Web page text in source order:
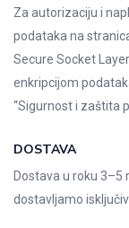
Za autorizaciju i
podataka na
Secure Socket
enkripcijom
“Sigurnost i zaštita
DOSTAVA
Dostava u roku 3–5
dostavljamo